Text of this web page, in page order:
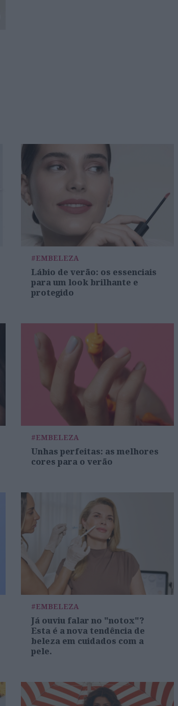
#EMBELEZA
Lábio de verão: os essenciais
para um look brilhante e
protegido
#EMBELEZA
Unhas perfeitas: as melhores
cores para o verão
#EMBELEZA
Já ouviu falar no "notox"?
Esta é a nova tendência de
beleza em cuidados com a
pele.